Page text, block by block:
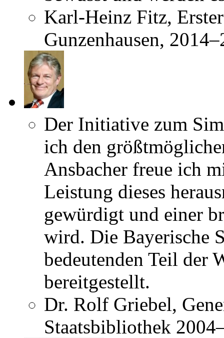
Karl-Heinz Fitz,
Gunzenhausen,
Der Initiative zum
ich den
Ansbacher freue ich
Leistung dieses
gewürdigt und einer
wird. Die Bayerische
bedeutenden Teil der
bereitgestellt.
Dr. Rolf Griebel,
Staatsbibliothek